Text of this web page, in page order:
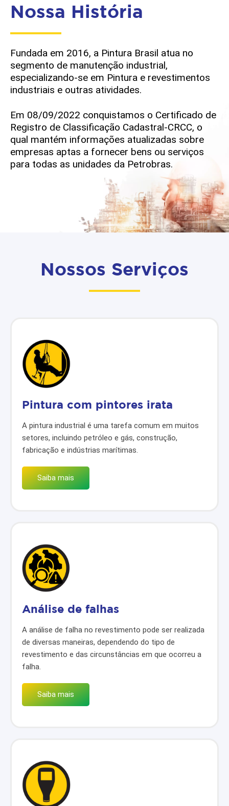
Nossa História
Fundada em 2016, a Pintura Brasil atua no
segmento de manutenção industrial,
especializando-se em Pintura e revestimentos
industriais e outras atividades.
Em 08/09/2022 conquistamos o Certificado de
Registro de Classificação Cadastral-CRCC, o
qual mantém informações atualizadas sobre
empresas aptas a fornecer bens ou serviços
para todas as unidades da Petrobras.
Nossos Serviços
Pintura com pintores irata
A pintura industrial é uma tarefa comum em muitos
setores, incluindo petróleo e gás, construção,
fabricação e indústrias marítimas.
Saiba mais
Análise de falhas
A análise de falha no revestimento pode ser realizada
de diversas maneiras, dependendo do tipo de
revestimento e das circunstâncias em que ocorreu a
falha.
Saiba mais